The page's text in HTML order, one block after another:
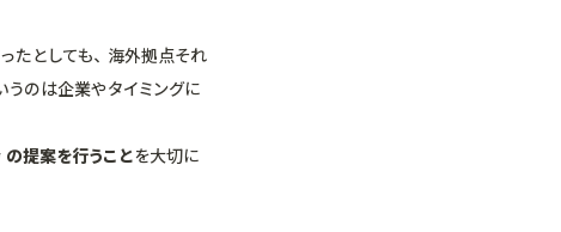
たとしても、海外拠点それ
のは企業やタイミングに
提案を行うことを大切に